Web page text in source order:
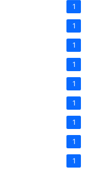
1
1
1
1
1
1
1
1
1